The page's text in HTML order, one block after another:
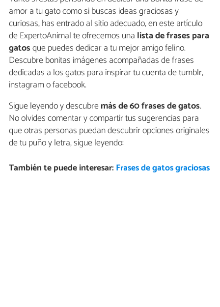
amor a tu gato como si buscas ideas graciosas y
curiosas, has entrado al sitio adecuado, en este artículo
de ExpertoAnimal te ofrecemos una lista de frases para
gatosque puedes dedicar a tu mejor amigo felino.
Descubre bonitas imágenes acompañadas de frases
dedicadas a los gatos para inspirar tu cuenta de tumblr,
instagram o facebook.
Sigue leyendo y descubremás de 60 frases de gatos.
No olvides comentar y compartir tus sugerencias para
que otras personas puedan descubrir opciones originales
de tu puño y letra, sigue leyendo:
También te puede interesar: Frases de gatos graciosas